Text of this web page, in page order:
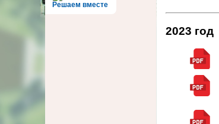
2023 год
Решаем вместе